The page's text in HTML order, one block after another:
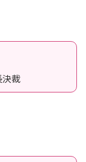
裁